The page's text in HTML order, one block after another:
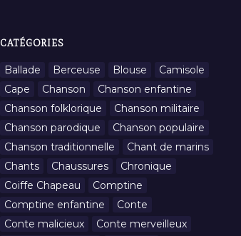
CATÉGORIES
Ballade Berceuse Blouse
Camisole
Cape
Chanson
Chanson enfantine
Chanson folklorique
Chanson militaire
Chanson parodique
Chanson populaire
Chanson traditionnelle
Chant de marins
Chants
Chaussures
Chronique
Coiffe Chapeau
Comptine
Comptine enfantine
Conte
Conte malicieux
Conte merveilleux